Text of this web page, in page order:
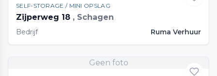
SELF-STORAGE / MINI OPSLAG
Zijperweg 18 , Schagen
Bedrijf Ruma Verhuur
Geen foto